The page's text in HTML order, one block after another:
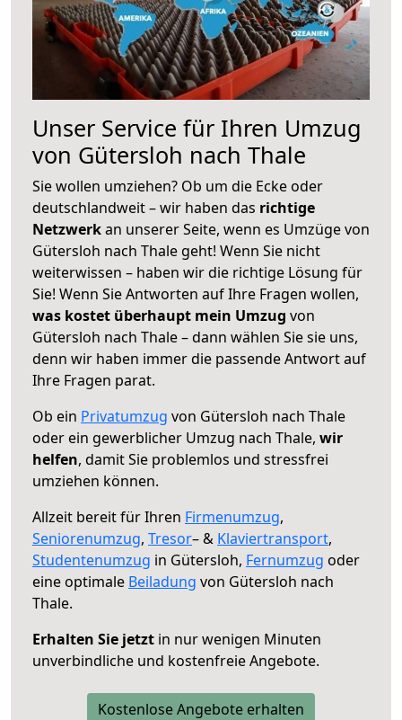
Unser Service für Ihren Umzug
von Gütersloh nach Thale
Sie wollen umziehen? Ob um die Ecke oder
deutschlandweit – wir haben das richtige
Netzwerkan unserer Seite, wenn es Umzüge von
Gütersloh nach Thale geht! Wenn Sie nicht
weiterwissen – haben wir die richtige Lösung für
Sie! Wenn Sie Antworten auf Ihre Fragen wollen,
was kostet überhaupt mein Umzug von
Gütersloh nach Thale – dann wählen Sie sie uns,
denn wir haben immer die passende Antwort auf
Ihre Fragen parat.
Ob ein Privatumzug von Gütersloh nach Thale
oder ein gewerblicher Umzug nach Thale, wir
helfen, damit Sie problemlos und stressfrei
umziehen können.
Allzeit bereit für Ihren Firmenumzug,
Seniorenumzug, Tresor– & Klaviertransport,
Studentenumzug in Gütersloh, Fernumzug oder
eine optimale Beiladung von Gütersloh nach
Thale.
Erhalten Sie jetzt in nur wenigen Minuten
unverbindliche und kostenfreie Angebote.
Kostenlose Angebote erhalten